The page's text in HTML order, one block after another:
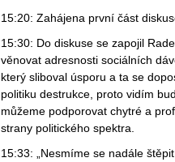
15:20: Zahájena první část
15:30: Do diskuse se zapojil
věnovat adresnosti sociálních
který sliboval úsporu a ta se
politiku destrukce, proto vidím
můžeme podporovat chytré a
strany politického spektra.
15:33: „Nesmíme se nadále